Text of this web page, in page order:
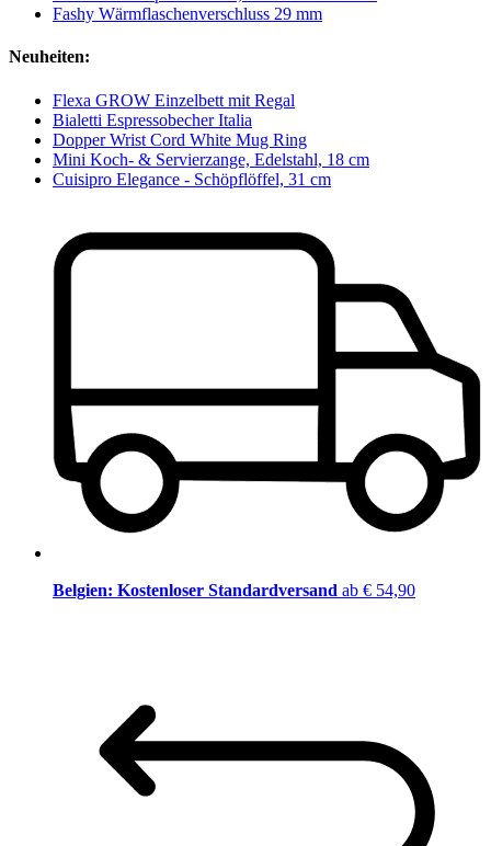
Fashy Wärmflaschenverschluss 29 mm
Neuheiten:
Flexa GROW Einzelbett mit Regal
Bialetti Espressobecher Italia
Dopper Wrist Cord White Mug Ring
Mini Koch- & Servierzange, Edelstahl, 18 cm
Cuisipro Elegance - Schöpflöffel, 31 cm
Belgien: Kostenloser Standardversand ab € 54,90